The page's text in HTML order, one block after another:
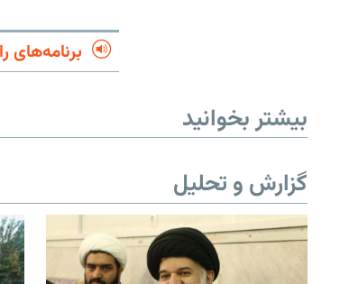
برنامه‌های
بیشتر بخوانید
گزارش و تحلیل